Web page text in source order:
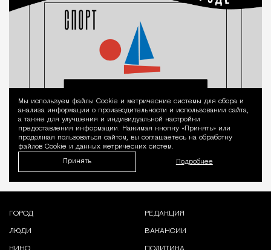
Уведомление
Мы используем файлы Сookie и метрические системы для сбора и
анализа информации о производительности и использовании сайта,
а также для улучшения и индивидуальной настройки
предоставления информации. Нажимая кнопку «Принять» или
продолжая пользоваться сайтом, вы соглашаетесь на обработку
файлов Cookie и данных метрических систем.
Принять Подробнее
ГОРОД
ЛЮДИ
РЕДАКЦИЯ
ВАКАНСИИ